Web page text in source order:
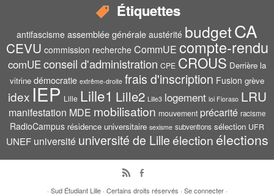
Étiquettes
antifascisme assemblée générale austérité budgetCA
CEVU commission recherche CommUE compte-rendu
comUEconseil d'administration CPE CROUS Derrière la
vitrine démocratie extrême-droite frais d'inscription Fusion grève
idex IEP Lille Lille1 Lille2 Lille3 logement loi Fioraso LRU
manifestation MDE mobilisation mouvement précarité racisme
RadioCampus résidence universitaire sexisme subventions sélection UFR
UNEF université université de Lilleélection élections
· Sud Étudiant Lille· Certains droits réservés · Se connecter·